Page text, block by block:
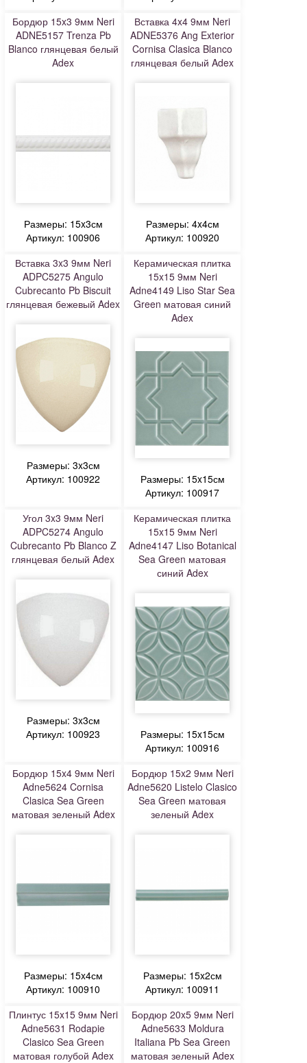
Бордюр 15x3 9мм Neri
ADNE5157 Trenza Pb
Blanco глянцевая белый
Adex
Размеры: 15x3см
Артикул: 100906
Вставка 4x4 9мм Neri
ADNE5376 Ang Exterior
Cornisa Clasica Blanco
глянцевая белый Adex
Размеры: 4x4см
Артикул: 100920
Вставка 3x3 9мм Neri
ADPC5275 Angulo
Cubrecanto Pb Biscuit
глянцевая бежевый Adex
Размеры: 3x3см
Артикул: 100922
Керамическая плитка
15x15 9мм Neri
Adne4149 Liso Star Sea
Green матовая синий
Adex
Размеры: 15x15см
Артикул: 100917
Угол 3x3 9мм Neri
ADPC5274 Angulo
Cubrecanto Pb Blanco Z
глянцевая белый Adex
Размеры: 3x3см
Артикул: 100923
Керамическая плитка
15x15 9мм Neri
Adne4147 Liso Botanical
Sea Green матовая
синий Adex
Размеры: 15x15см
Артикул: 100916
Бордюр 15x4 9мм Neri
Adne5624 Cornisa
Clasica Sea Green
матовая зеленый Adex
Размеры: 15x4см
Артикул: 100910
Бордюр 15x2 9мм Neri
Adne5620 Listelo Clasico
Sea Green матовая
зеленый Adex
Размеры: 15x2см
Артикул: 100911
Плинтус 15x15 9мм Neri
Adne5631 Rodapie
Clasico Sea Green
матовая голубой Adex
Бордюр 20x5 9мм Neri
Adne5633 Moldura
Italiana Pb Sea Green
матовая зеленый Adex